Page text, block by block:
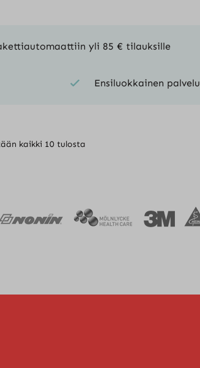
yli 85 € tilauksille
Ensiluokkainen palvelu
kaikki 10 tulosta